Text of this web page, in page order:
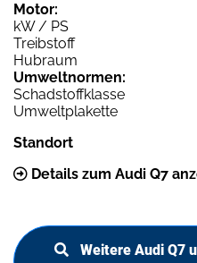
Motor:
kW / PS
Treibstoff
Hubraum
Umweltnormen:
Schadstoffklasse
Umweltplakette
Standort
Details zum Audi Q7
Weitere Audi Q7